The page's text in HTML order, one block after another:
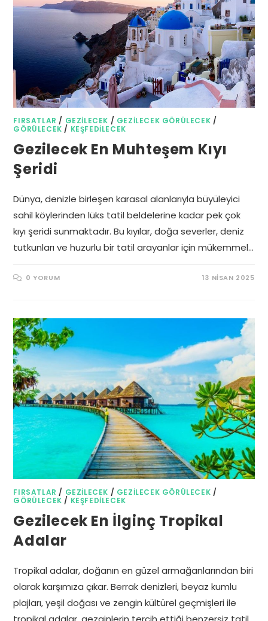
FIRSATLAR / GEZILECEK / GEZILECEK GÖRÜLECEK /
GÖRÜLECEK / KEŞFEDILECEK
Gezilecek En Muhteşem Kıyı
Şeridi
Dünya, denizle birleşen karasal alanlarıyla büyüleyici
sahil köylerinden lüks tatil beldelerine kadar pek çok
kıyı şeridi sunmaktadır. Bu kıyılar, doğa severler, deniz
tutkunları ve huzurlu bir tatil arayanlar için mükemmel…
0 YORUM 13 NISAN 2025
FIRSATLAR / GEZILECEK / GEZILECEK GÖRÜLECEK /
GÖRÜLECEK / KEŞFEDILECEK
Gezilecek En İlginç Tropikal
Adalar
Tropikal adalar, doğanın en güzel armağanlarından biri
olarak karşımıza çıkar. Berrak denizleri, beyaz kumlu
plajları, yeşil doğası ve zengin kültürel geçmişleri ile